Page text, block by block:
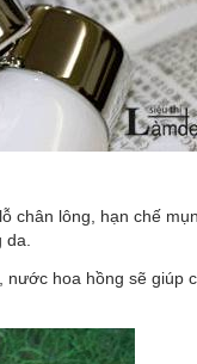
chân lông, hạn chế
hoa hồng sẽ giúp